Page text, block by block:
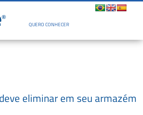
QUERO CONHECER
eliminar em seu armazém